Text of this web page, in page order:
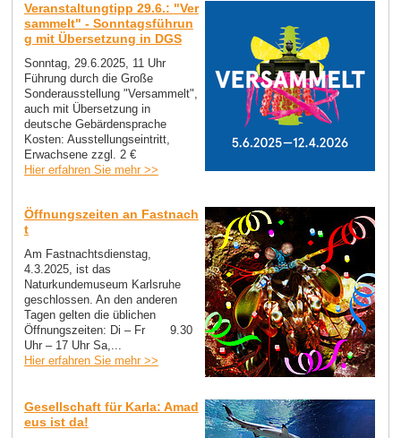
Veranstaltungtipp 29.6.: "Ver
sammelt" - Sonntagsführun
g mit Übersetzung in DGS
Sonntag, 29.6.2025, 11 Uhr
Führung durch die Große
Sonderausstellung "Versammelt",
auch mit Übersetzung in
deutsche Gebärdensprache
Kosten: Ausstellungseintritt,
Erwachsene zzgl. 2 €
Hier erfahren Sie mehr >>
Öffnungszeiten an Fastnach
t
Am Fastnachtsdienstag,
4.3.2025, ist das
Naturkundemuseum Karlsruhe
geschlossen. An den anderen
Tagen gelten die üblichen
Öffnungszeiten: Di – Fr 9.30
Uhr – 17 Uhr Sa,...
Hier erfahren Sie mehr >>
Gesellschaft für Karla: Amad
eus ist da!